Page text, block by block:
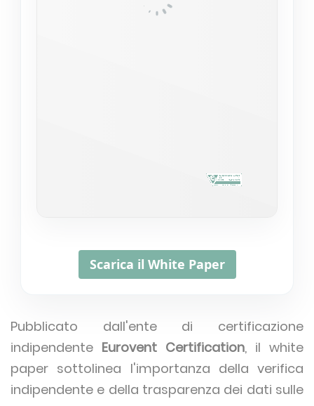
Scarica il White Paper
Pubblicato dall'ente di certificazione
indipendente Eurovent Certification, il white
paper sottolinea l'importanza della verifica
indipendente e della trasparenza dei dati sulle